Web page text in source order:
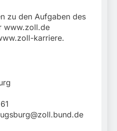
zu den Aufgaben des
www.zoll.de
karriere.